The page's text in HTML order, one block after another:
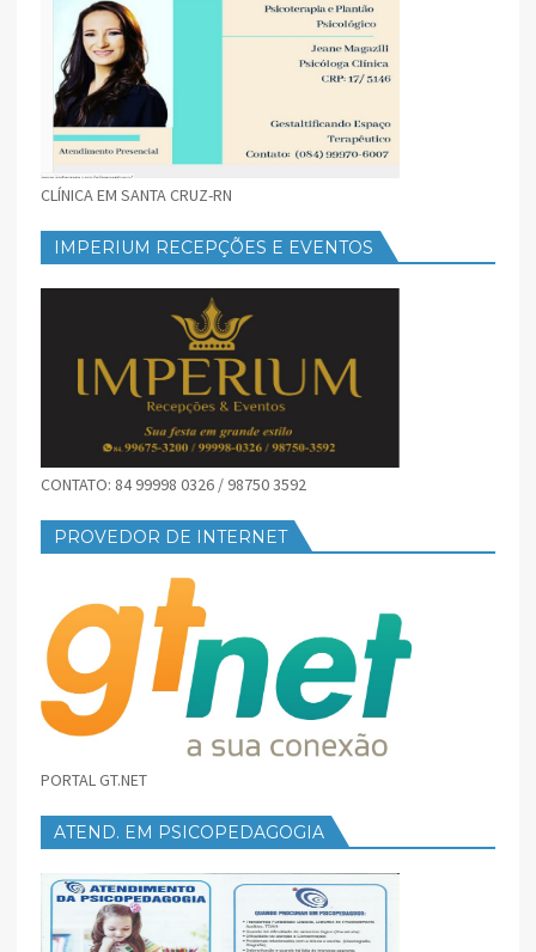
CLÍNICA EM SANTA CRUZ-RN
IMPERIUM RECEPÇÕES E EVENTOS
CONTATO: 84 99998 0326 / 98750 3592
PROVEDOR DE INTERNET
PORTAL GT.NET
ATEND. EM PSICOPEDAGOGIA